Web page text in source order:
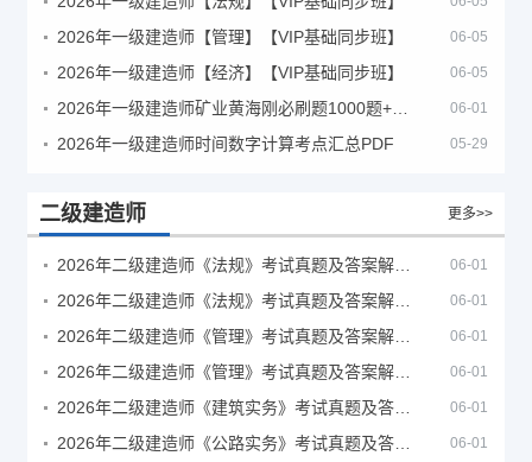
2026年一级建造师【管理】【VIP基础同步班】 06-05
2026年一级建造师【经济】【VIP基础同步班】 06-05
06-01
2026年一级建造师时间数字计算考点汇总PDF 05-29
二级建造师 更多>>
06-01
06-01
06-01
06-01
06-01
06-01